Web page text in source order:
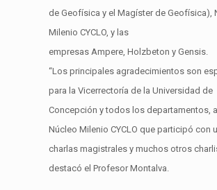
de Geofísica y el Magíster de Geofísica),
Milenio CYCLO, y las
empresas Ampere, Holzbeton y Gensis.
“Los principales agradecimientos son
para la Vicerrectoría de la Universidad de
Concepción y todos los departamentos,
Núcleo Milenio CYCLO que participó con
charlas magistrales y muchos otros
destacó el Profesor Montalva.